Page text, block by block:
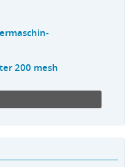
200 mesh